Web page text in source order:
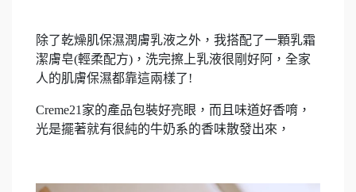
除了乾燥肌保濕潤膚乳液之外，我搭配了一顆乳霜
潔膚皂(輕柔配方)，洗完擦上乳液很剛好阿，全家
人的肌膚保濕都靠這兩樣了!
Creme21家的產品包裝好亮眼，而且味道好香唷，
光是擺著就有很純的牛奶系的香味散發出來，